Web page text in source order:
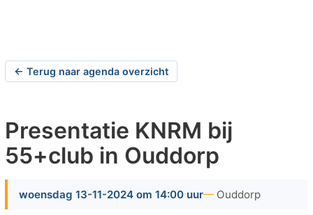
← Terug naar agenda overzicht
Presentatie KNRM bij
55+club in Ouddorp
woensdag 13-11-2024 om 14:00 uur Ouddorp